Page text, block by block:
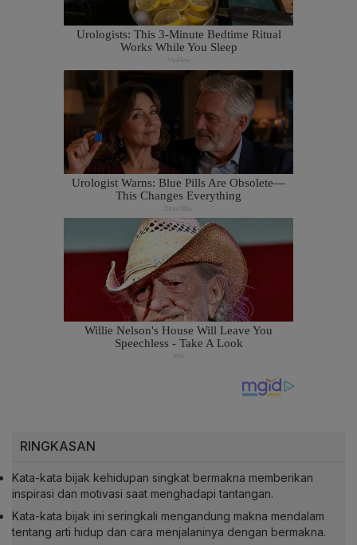
RINGKASAN
Kata-kata bijak kehidupan singkat bermakna memberikan
inspirasi dan motivasi saat menghadapi tantangan.
Kata-kata bijak ini seringkali mengandung makna mendalam
tentang arti hidup dan cara menjalaninya dengan bermakna.